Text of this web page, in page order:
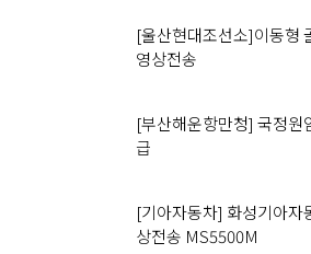
[울산현대조선소]이동형
영상전송
[부산해운항만청] 국정원
급
[기아자동차] 화성기아자
상전송 MS5500M